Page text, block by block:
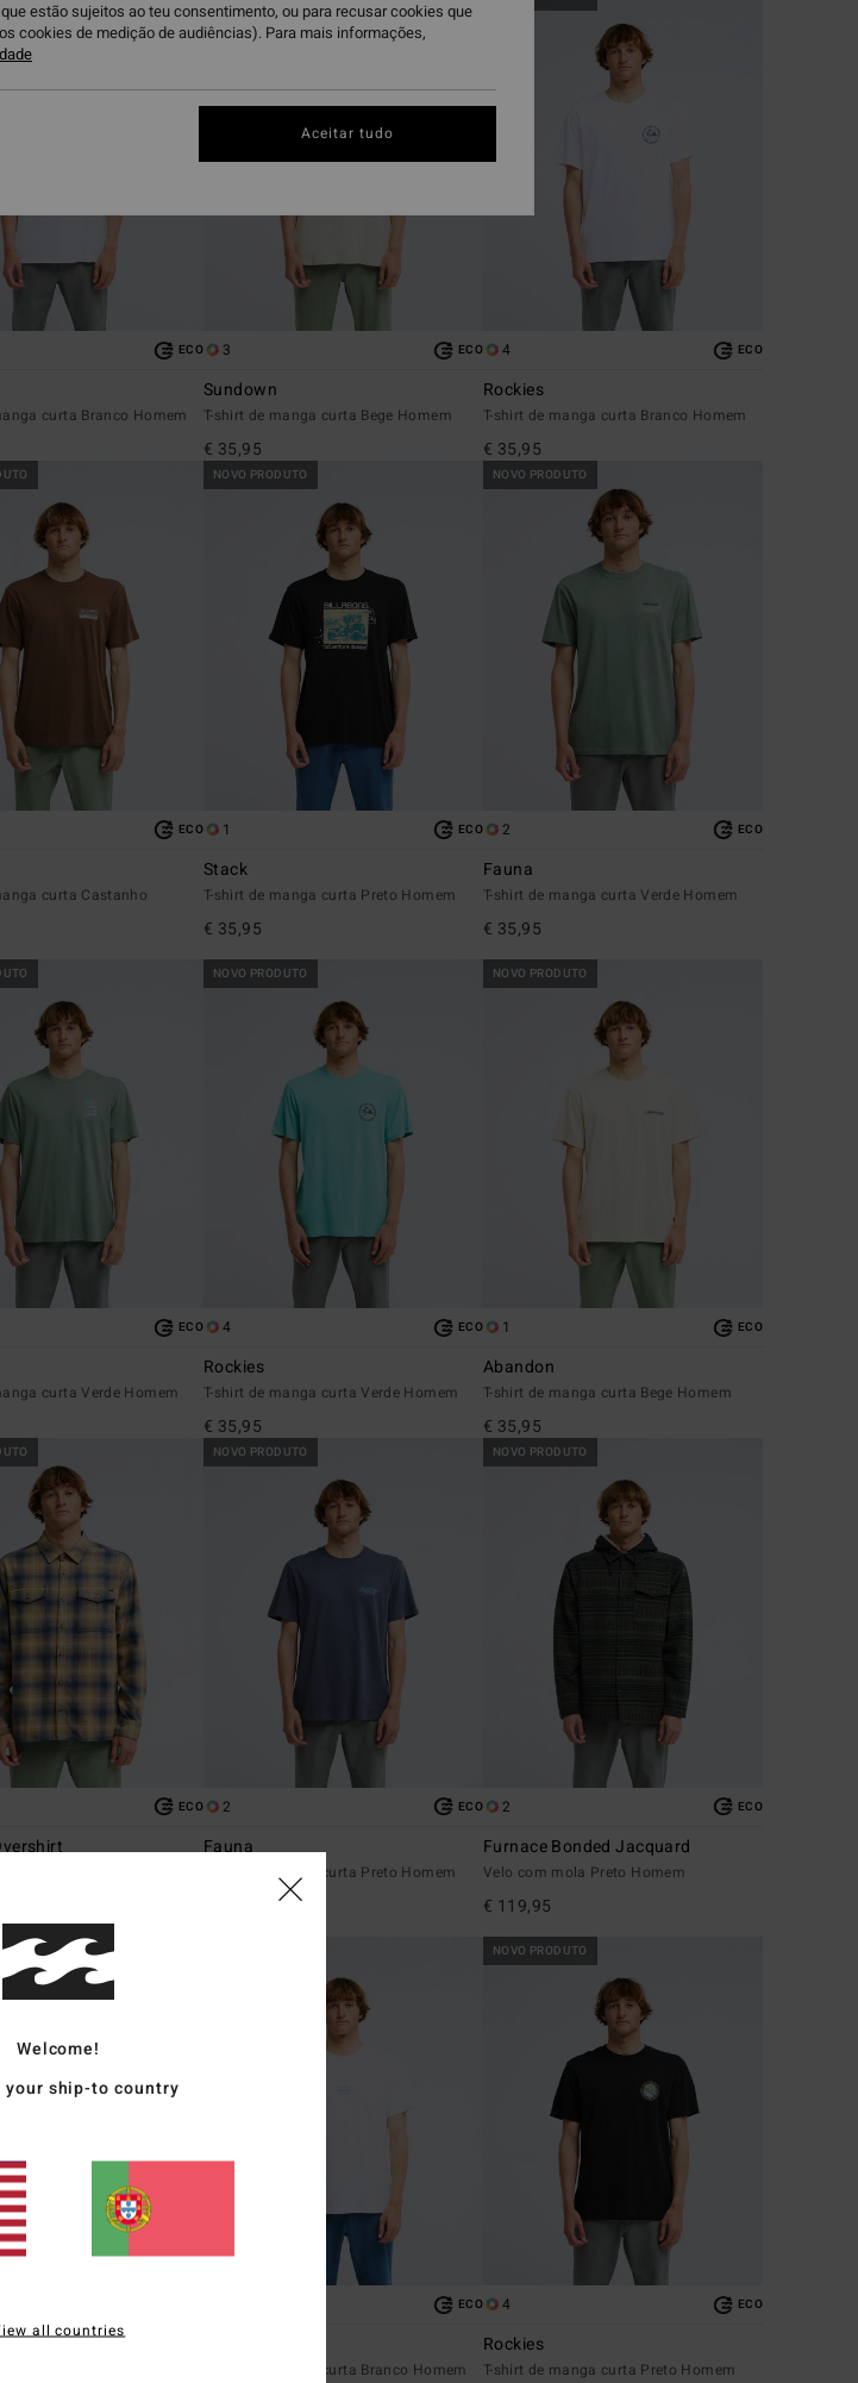
ECO
curta Branco Homem
3 ECO
Sundown
T-shirt de manga curta Bege Homem
€ 35,95
4 ECO
Rockies
T-shirt de manga curta Branco Homem
€ 35,95
ECO
curta Castanho
NOVO PRODUTO
1 ECO
Stack
T-shirt de manga curta Preto Homem
€ 35,95
NOVO PRODUTO
2 ECO
Fauna
T-shirt de manga curta Verde Homem
€ 35,95
ECO
curta Verde Homem
NOVO PRODUTO
4 ECO
Rockies
T-shirt de manga curta Verde Homem
€ 35,95
NOVO PRODUTO
1 ECO
Abandon
T-shirt de manga curta Bege Homem
€ 35,95
ECO
NOVO PRODUTO
2 ECO
Fauna
T-shirt de manga curta Preto Homem
NOVO PRODUTO
2 ECO
Furnace Bonded Jacquard
Velo com mola Preto Homem
€ 119,95
Flannel
ECO
T-shirt de manga curta Branco Homem
NOVO PRODUTO
4 ECO
Rockies
T-shirt de manga curta Preto Homem
Welcome!
your ship-to country
all countries
estão sujeitos ao teu consentimento, ou para recusar cookies que
cookies de medição de audiências). Para mais informações,
Aceitar tudo